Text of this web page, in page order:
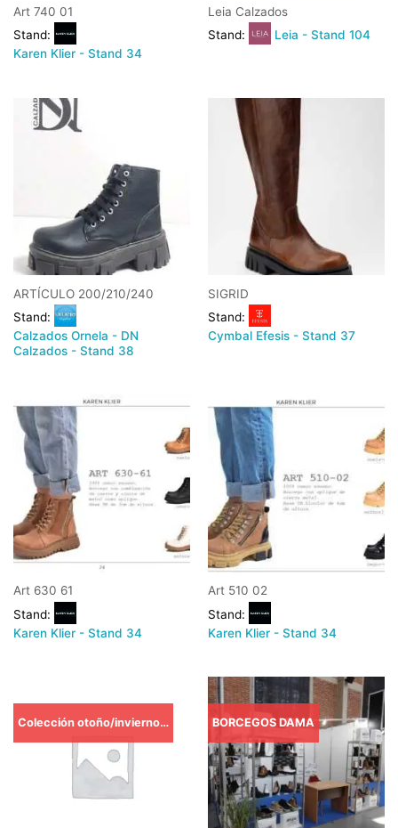
Art 740 01
Stand:
Karen Klier - Stand 34
Leia Calzados
Stand:
Leia - Stand 104
ARTÍCULO 200/210/240
Stand:
Calzados Ornela - DN
Calzados - Stand 38
SIGRID
Stand:
Cymbal Efesis - Stand 37
Art 630 61
Stand:
Karen Klier - Stand 34
Art 510 02
Stand:
Karen Klier - Stand 34
Colección otoño/invierno TRIBECA- BORCEGOS DAMA